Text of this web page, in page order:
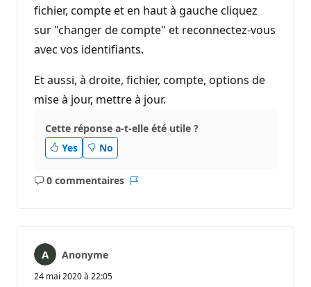
fichier, compte et en haut à gauche cliquez
sur "changer de compte" et reconnectez-vous
avec vos identifiants.
Et aussi, à droite, fichier, compte, options de
mise à jour, mettre à jour.
Cette réponse a-t-elle été utile ?
Yes
No
0 commentaires
Aucun
Anonyme
24 mai 2020 à 22:05